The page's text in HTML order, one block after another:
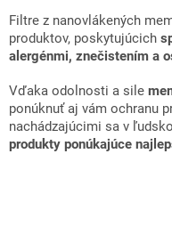
Filtre z nanovlákených
produktov, poskytujúcich
alergénmi, znečistením a
Vďaka odolnosti a sile
ponúknuť aj vám ochranu
nachádzajúcimi sa v
produkty ponúkajúce